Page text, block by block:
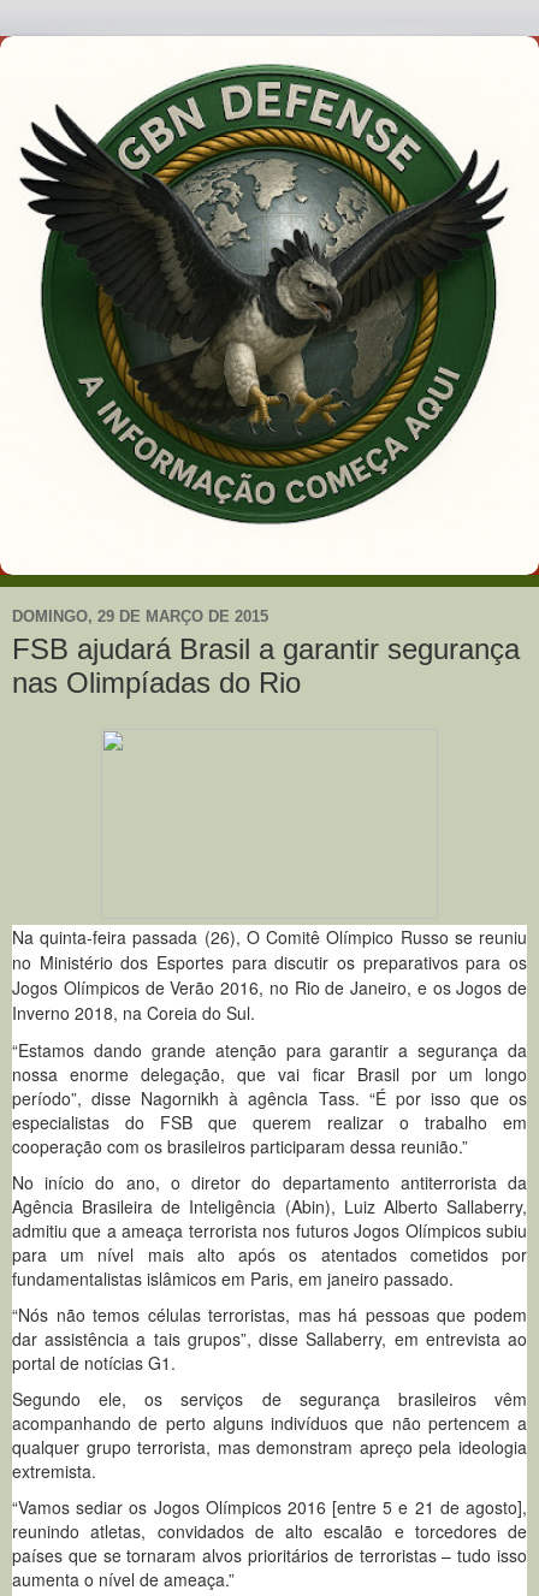
DOMINGO, 29 DE MARÇO DE 2015
FSB ajudará Brasil a garantir segurança
nas Olimpíadas do Rio
Na quinta-feira passada (26), O Comitê Olímpico Russo se reuniu
no Ministério dos Esportes para discutir os preparativos para os
Jogos Olímpicos de Verão 2016, no Rio de Janeiro, e os Jogos de
Inverno 2018, na Coreia do Sul.
“Estamos dando grande atenção para garantir a segurança da
nossa enorme delegação, que vai ficar Brasil por um longo
período”, disse Nagornikh à agência Tass. “É por isso que os
especialistas do FSB que querem realizar o trabalho em
cooperação com os brasileiros participaram dessa reunião.”
No início do ano, o diretor do departamento antiterrorista da
Agência Brasileira de Inteligência (Abin), Luiz Alberto Sallaberry,
admitiu que a ameaça terrorista nos futuros Jogos Olímpicos subiu
para um nível mais alto após os atentados cometidos por
fundamentalistas islâmicos em Paris, em janeiro passado.
“Nós não temos células terroristas, mas há pessoas que podem
dar assistência a tais grupos”, disse Sallaberry, em entrevista ao
portal de notícias G1.
Segundo ele, os serviços de segurança brasileiros vêm
acompanhando de perto alguns indivíduos que não pertencem a
qualquer grupo terrorista, mas demonstram apreço pela ideologia
extremista.
“Vamos sediar os Jogos Olímpicos 2016 [entre 5 e 21 de agosto],
reunindo atletas, convidados de alto escalão e torcedores de
países que se tornaram alvos prioritários de terroristas – tudo isso
aumenta o nível de ameaça.”